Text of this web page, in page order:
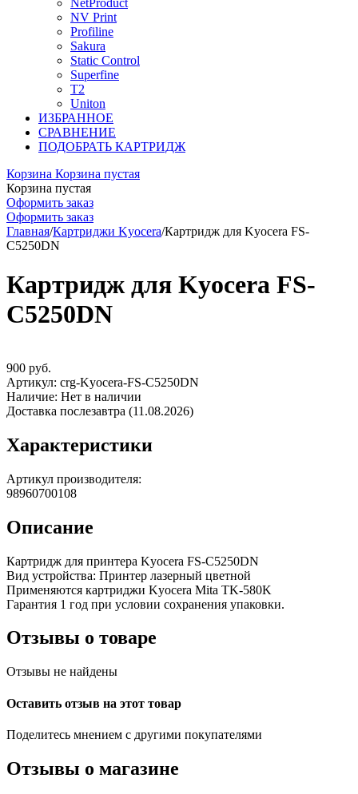
NetProduct
NV Print
Profiline
Sakura
Static Control
Superfine
T2
Uniton
ИЗБРАННОЕ
СРАВНЕНИЕ
ПОДОБРАТЬ КАРТРИДЖ
Корзина Корзина пустая
Корзина пустая
Оформить заказ
Оформить заказ
Главная/Картриджи Kyocera/Картридж для Kyocera FS-
C5250DN
Картридж для Kyocera FS-
C5250DN
900 руб.
Артикул: crg-Kyocera-FS-C5250DN
Наличие: Нет в наличии
Доставка послезавтра (11.08.2026)
Характеристики
Артикул производителя:
98960700108
Описание
Картридж для принтера Kyocera FS-C5250DN
Вид устройства: Принтер лазерный цветной
Применяются картриджи Kyocera Mita TK-580K
Гарантия 1 год при условии сохранения упаковки.
Отзывы о товаре
Отзывы не найдены
Оставить отзыв на этот товар
Поделитесь мнением с другими покупателями
Отзывы о магазине